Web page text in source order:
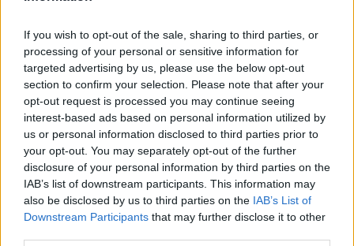
If you wish to opt-out of the sale, sharing to third parties, or
processing of your personal or sensitive information for
targeted advertising by us, please use the below opt-out
section to confirm your selection. Please note that after your
opt-out request is processed you may continue seeing
interest-based ads based on personal information utilized by
us or personal information disclosed to third parties prior to
your opt-out. You may separately opt-out of the further
disclosure of your personal information by third parties on the
IAB’s list of downstream participants. This information may
also be disclosed by us to third parties on the IAB’s List of
Downstream Participants that may further disclose it to other
εξομοίωση
Το σημαντικότερο στοιχείο της είδησης, που συχνά
περνάει στα «ψιλά», είναι η τεχνική φροντίδα που
έχουν δεχτεί αυτοί οι τίτλοι. Το GOG δεν προσφέρει
απλώς τα αρχεία του 1992. Μέσω του προγράμματος
διατήρησης, η πλατφόρμα εγγυάται ότι τα παιχνίδια
αυτά τρέχουν άψογα σε μοντέρνα λειτουργικά
συστήματα (Windows 10 και 11), χωρίς ο χρήστης να
χρειάζεται να πειραματίζεται με ρυθμίσεις του